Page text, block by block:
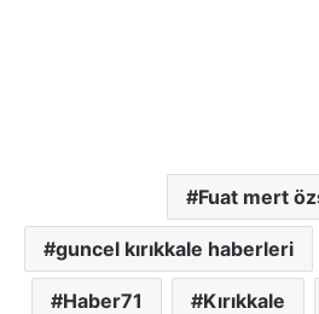
Fuat mert
guncel kırıkkale haberleri
Haber71 Kırıkkale